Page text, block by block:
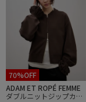
70%OFF
ADAM ET ROPÉ FEMME
ダブルニットジップカー